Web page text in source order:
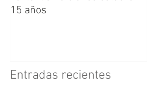
15 años
Entradas recientes